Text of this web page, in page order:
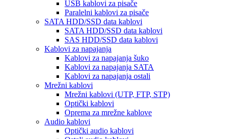
USB kablovi za pisače
Paralelni kablovi za pisače
SATA HDD/SSD data kablovi
SATA HDD/SSD data kablovi
SAS HDD/SSD data kablovi
Kablovi za napajanja
Kablovi za napajanja šuko
Kablovi za napajanja SATA
Kablovi za napajanja ostali
Mrežni kablovi
Mrežni kablovi (UTP, FTP, STP)
Optički kablovi
Oprema za mrežne kablove
Audio kablovi
Optički audio kablovi